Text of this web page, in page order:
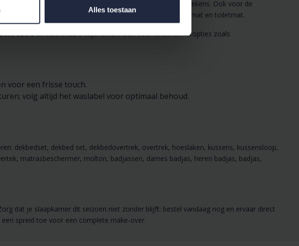
Alles toestaan
je kiezen uit bijpassende spreien en spreien of zachte dekens. Ook voor de
badjas in diverse maten), badmat en badmatten, wc-mat en toiletmat.
,cawoen vele andere topmerken. Ook voor kinderkameropties zoals
voor een frisse touch.
volg altijd het waslabel voor optimaal behoud.
dekbedset, dekbed set, dekbedovertrek, overtrek, hoeslaken, kussens, kussensloop,
matrasbeschermer, molton, badjassen, dames badjas, heren badjas, badjas,
dat je slaapkamer dit seizoen niet zonder blijft: bestel vandaag nog en ervaar direct
spreid toe voor een complete make-over.